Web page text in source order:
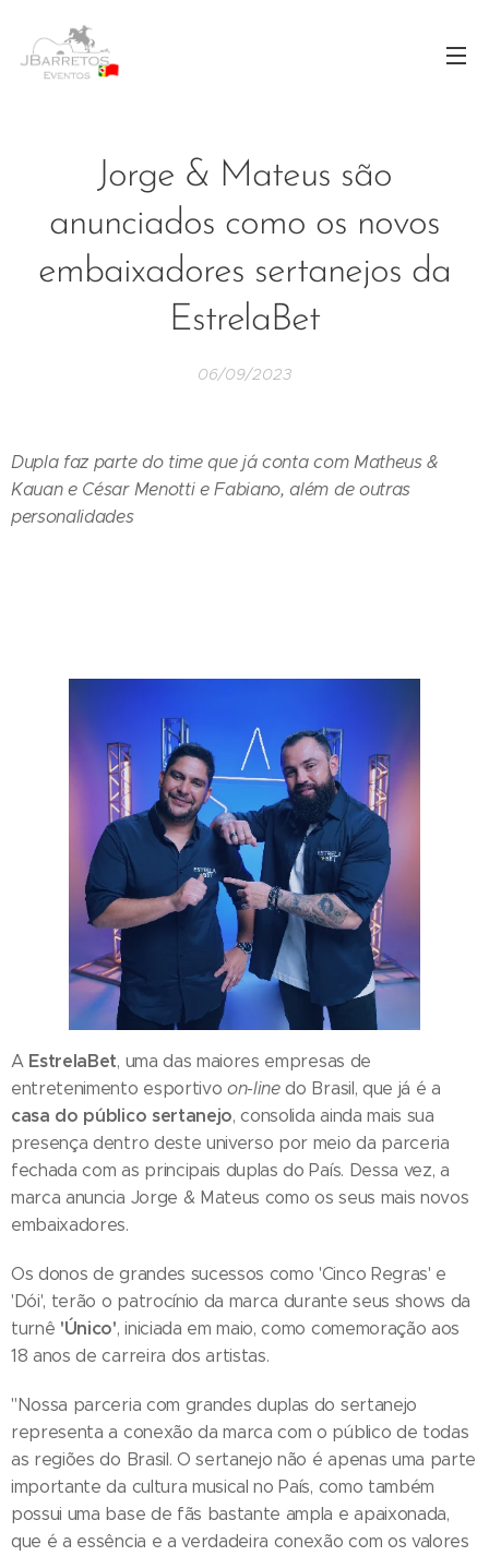
Jorge & Mateus são
anunciados como os novos
embaixadores sertanejos da
EstrelaBet
06/09/2023
Dupla faz parte do time que já conta com Matheus &
Kauan e César Menotti e Fabiano, além de outras
personalidades
A EstrelaBet, uma das maiores empresas de
entretenimento esportivo on-linedo Brasil, que já é a
casa do público sertanejo, consolida ainda mais sua
presença dentro deste universo por meio da parceria
fechada com as principais duplas do País. Dessa vez, a
marca anuncia Jorge & Mateus como os seus mais novos
embaixadores.
Os donos de grandes sucessos como 'Cinco Regras' e
'Dói', terão o patrocínio da marca durante seus shows da
turnê 'Único', iniciada em maio, como comemoração aos
18 anos de carreira dos artistas.
"Nossa parceria com grandes duplas do sertanejo
representa a conexão da marca com o público de todas
as regiões do Brasil. O sertanejo não é apenas uma parte
importante da cultura musical no País, como também
possui uma base de fãs bastante ampla e apaixonada,
que é a essência e a verdadeira conexão com os valores